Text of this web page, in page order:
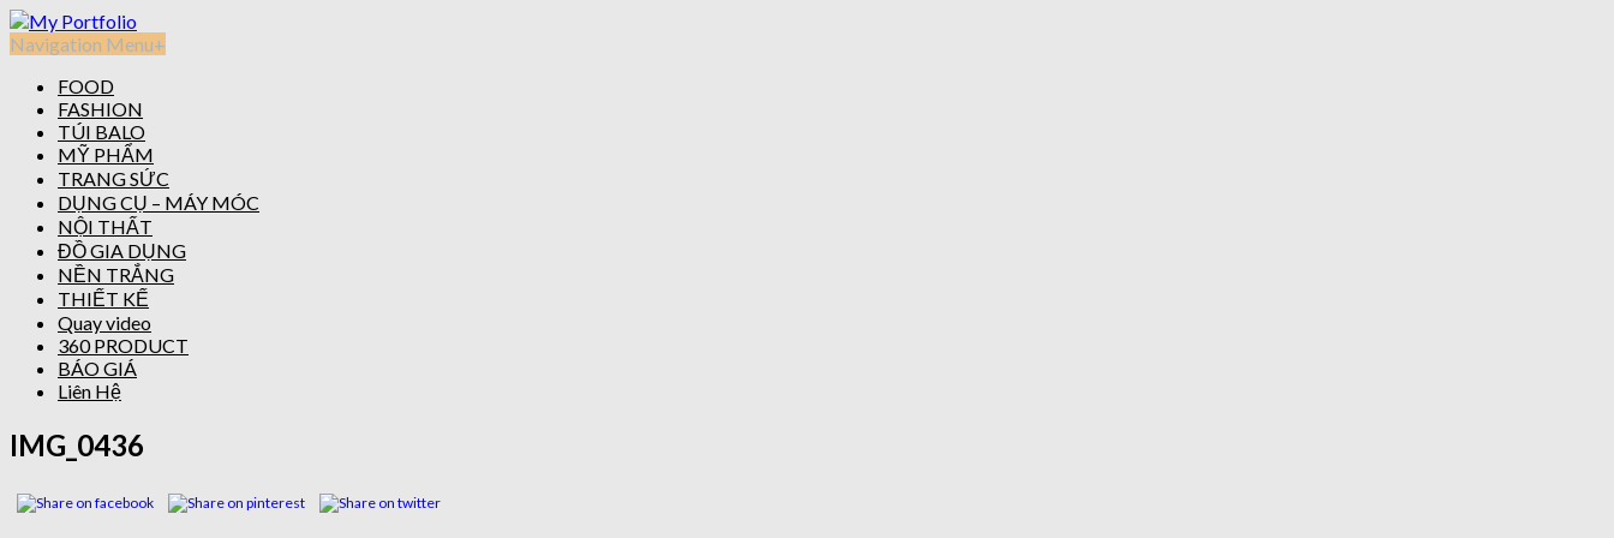
Navigation Menu+
FOOD
FASHION
TÚI BALO
MỸ PHẨM
TRANG SỨC
DỤNG CỤ – MÁY MÓC
NỘI THẤT
ĐỒ GIA DỤNG
NỀN TRẮNG
THIẾT KẾ
Quay video
360 PRODUCT
BÁO GIÁ
Liên Hệ
IMG_0436